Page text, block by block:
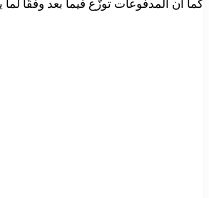
كما أن المدفوعات توزّع فيما بعد وفقًا